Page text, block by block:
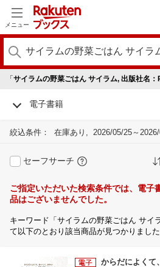
メニュー
「 サイラムの野菜ごはん サイラム, 出版社名：
電子書籍
絞込条件： 在庫あり 2026/05/25～
セーフサーチ
ご指定いただいた検索条件では、電
品はございませんでした。
キーワード「サイラムの野菜ごはん サイ
て以下のとおり該当商品が見つかりました
からだによくて